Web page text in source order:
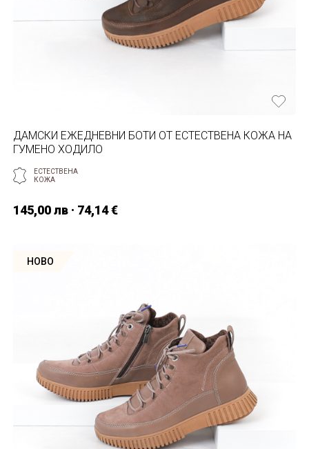
ДАМСКИ ЕЖЕДНЕВНИ БОТИ ОТ ЕСТЕСТВЕНA КОЖА НА
ГУМЕНО ХОДИЛО
ЕСТЕСТВЕНА
КОЖА
145,00 лв · 74,14 €
НОВО